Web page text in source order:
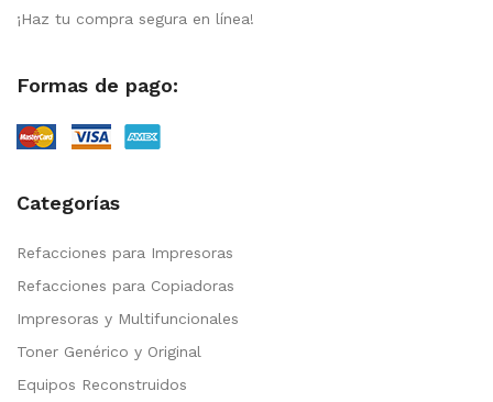
¡Haz tu compra segura en línea!
Formas de pago:
Categorías
Refacciones para Impresoras
Refacciones para Copiadoras
Impresoras y Multifuncionales
Toner Genérico y Original
Equipos Reconstruidos